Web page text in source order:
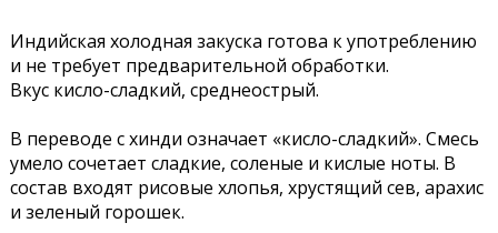
Индийская холодная закуска готова к употреблению
и не требует предварительной обработки.
Вкус кисло-сладкий, среднеострый.
В переводе с хинди означает «кисло-сладкий». Смесь
умело сочетает сладкие, соленые и кислые ноты. В
состав входят рисовые хлопья, хрустящий сев, арахис
и зеленый горошек.